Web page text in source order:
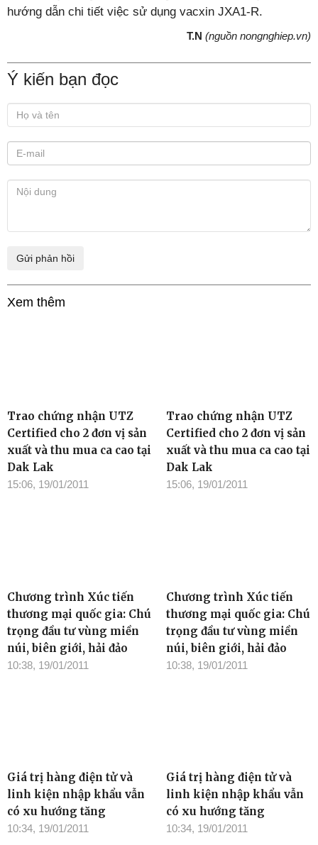
hướng dẫn chi tiết việc sử dụng vacxin JXA1-R.
T.N (nguồn nongnghiep.vn)
Ý kiến bạn đọc
Xem thêm
Trao chứng nhận UTZ
Certified cho 2 đơn vị sản
xuất và thu mua ca cao tại
Dak Lak
15:06, 19/01/2011
Trao chứng nhận UTZ
Certified cho 2 đơn vị sản
xuất và thu mua ca cao tại
Dak Lak
15:06, 19/01/2011
Chương trình Xúc tiến
thương mại quốc gia: Chú
trọng đầu tư vùng miền
núi, biên giới, hải đảo
10:38, 19/01/2011
Chương trình Xúc tiến
thương mại quốc gia: Chú
trọng đầu tư vùng miền
núi, biên giới, hải đảo
10:38, 19/01/2011
Giá trị hàng điện tử và
linh kiện nhập khẩu vẫn
có xu hướng tăng
10:34, 19/01/2011
Giá trị hàng điện tử và
linh kiện nhập khẩu vẫn
có xu hướng tăng
10:34, 19/01/2011